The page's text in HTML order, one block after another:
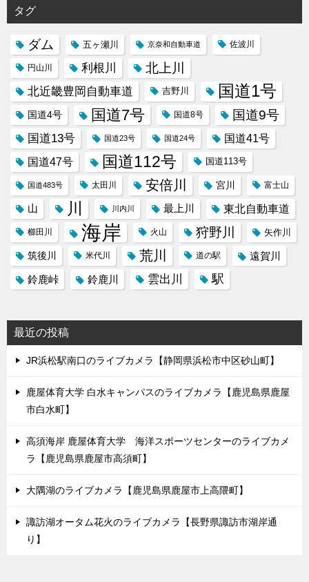
タグ
ダム 五ヶ瀬川 京奈和自動車道 佐波川
円山川 利根川 北上川
北近畿豊岡自動車道 吉野川 国道1号
国道4号 国道7号 国道8号 国道9号
国道13号 国道23号 国道24号 国道41号
国道47号 国道112号 国道113号
国道483号 太田川 安倍川 宮川 富士山
山 川 川内川 最上川 東北自動車道
櫛田川 海岸 火山 狩野川 矢作川
筑後川 米代川 荒川 道の駅
遠賀川
鈴鹿峠
鈴鹿川 雲出川 駅
最近の投稿
JR浜松駅南口のライブカメラ【静岡県浜松市中区砂山町】
鹿屋体育大学 白水キャンパスのライブカメラ【鹿児島県鹿屋
市白水町】
高須海岸 鹿屋体育大学 海洋スポーツセンターのライブカメ
ラ【鹿児島県鹿屋市高須町】
大隅湖のライブカメラ【鹿児島県鹿屋市上高隈町】
諏訪湖オータム花火のライブカメラ【長野県諏訪市湖岸通
り】